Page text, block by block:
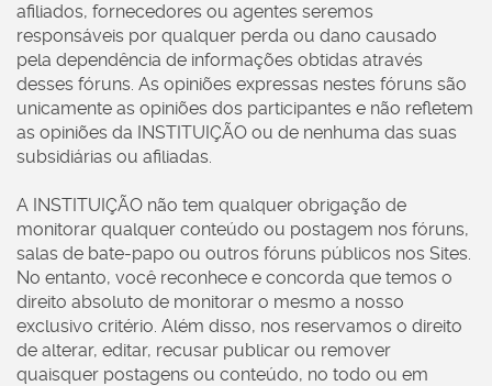
afiliados, fornecedores ou agentes seremos
responsáveis por qualquer perda ou dano causado
pela dependência de informações obtidas através
desses fóruns. As opiniões expressas nestes fóruns são
unicamente as opiniões dos participantes e não refletem
as opiniões da INSTITUIÇÃO ou de nenhuma das suas
subsidiárias ou afiliadas.
A INSTITUIÇÃO não tem qualquer obrigação de
monitorar qualquer conteúdo ou postagem nos fóruns,
salas de bate-papo ou outros fóruns públicos nos Sites.
No entanto, você reconhece e concorda que temos o
direito absoluto de monitorar o mesmo a nosso
exclusivo critério. Além disso, nos reservamos o direito
de alterar, editar, recusar publicar ou remover
quaisquer postagens ou conteúdo, no todo ou em